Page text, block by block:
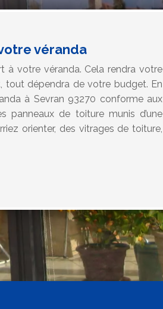
véranda
à votre véranda. Cela rendra votre
tout dépendra de votre budget. En
à Sevran 93270 conforme aux
panneaux de toiture munis d’une
orienter, des vitrages de toiture,